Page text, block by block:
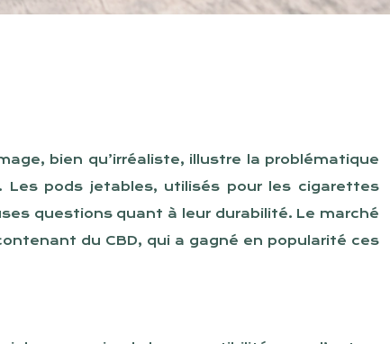
bien qu’irréaliste, illustre la problématique
Les pods jetables, utilisés pour les cigarettes
questions quant à leur durabilité. Le marché
du CBD, qui a gagné en popularité ces